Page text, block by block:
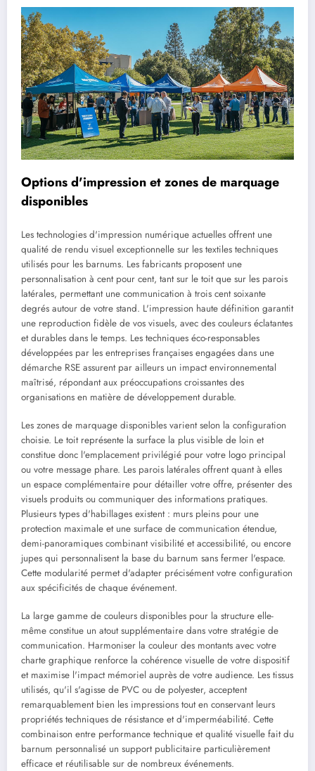
Options d'impression et zones de marquage
disponibles
Les technologies d'impression numérique actuelles offrent une
qualité de rendu visuel exceptionnelle sur les textiles techniques
utilisés pour les barnums. Les fabricants proposent une
personnalisation à cent pour cent, tant sur le toit que sur les parois
latérales, permettant une communication à trois cent soixante
degrés autour de votre stand. L'impression haute définition garantit
une reproduction fidèle de vos visuels, avec des couleurs éclatantes
et durables dans le temps. Les techniques éco-responsables
développées par les entreprises françaises engagées dans une
démarche RSE assurent par ailleurs un impact environnemental
maîtrisé, répondant aux préoccupations croissantes des
organisations en matière de développement durable.
Les zones de marquage disponibles varient selon la configuration
choisie. Le toit représente la surface la plus visible de loin et
constitue donc l'emplacement privilégié pour votre logo principal
ou votre message phare. Les parois latérales offrent quant à elles
un espace complémentaire pour détailler votre offre, présenter des
visuels produits ou communiquer des informations pratiques.
Plusieurs types d'habillages existent : murs pleins pour une
protection maximale et une surface de communication étendue,
demi-panoramiques combinant visibilité et accessibilité, ou encore
jupes qui personnalisent la base du barnum sans fermer l'espace.
Cette modularité permet d'adapter précisément votre configuration
aux spécificités de chaque événement.
La large gamme de couleurs disponibles pour la structure elle-
même constitue un atout supplémentaire dans votre stratégie de
communication. Harmoniser la couleur des montants avec votre
charte graphique renforce la cohérence visuelle de votre dispositif
et maximise l'impact mémoriel auprès de votre audience. Les tissus
utilisés, qu'il s'agisse de PVC ou de polyester, acceptent
remarquablement bien les impressions tout en conservant leurs
propriétés techniques de résistance et d'imperméabilité. Cette
combinaison entre performance technique et qualité visuelle fait du
barnum personnalisé un support publicitaire particulièrement
efficace et réutilisable sur de nombreux événements.